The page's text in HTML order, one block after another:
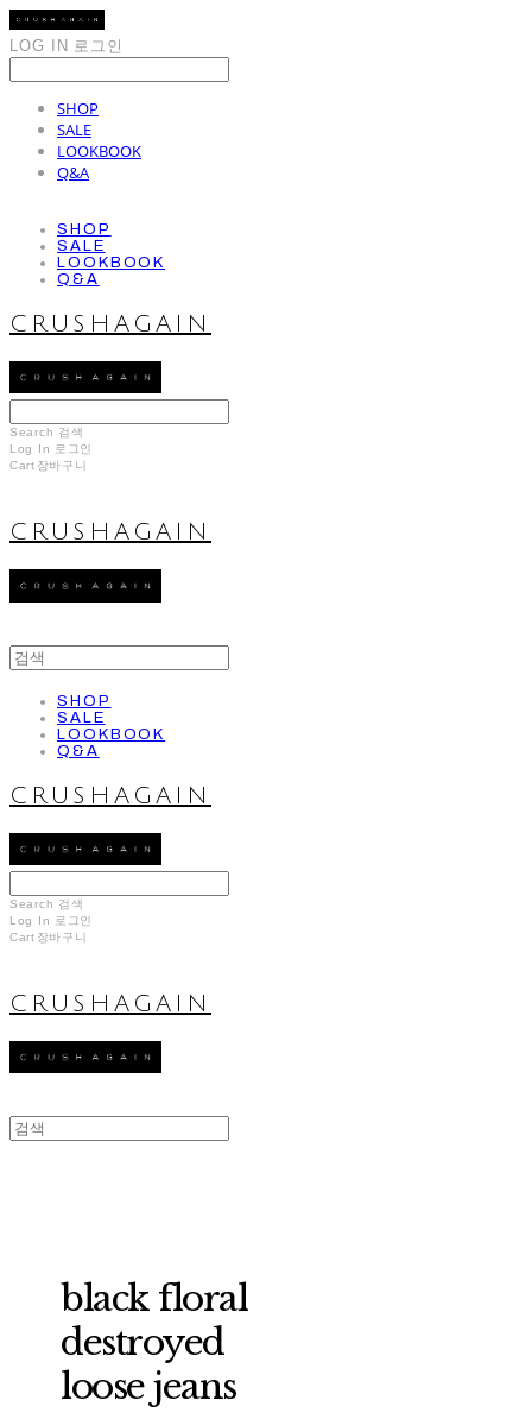
LOG IN 로그인
SHOP
SALE
LOOKBOOK
Q&A
SHOP
SALE
LOOKBOOK
Q&A
CRUSHAGAIN
Search 검색
Log In 로그인
Cart 장바구니
CRUSHAGAIN
SHOP
SALE
LOOKBOOK
Q&A
CRUSHAGAIN
Search 검색
Log In
로그인
Cart 장바구니
CRUSHAGAIN
black floral
destroyed
loose jeans